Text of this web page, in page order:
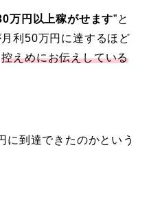
万円以上稼がせます”と
利50万円に達するほど
控えめにお伝えしている
に到達できたのかという